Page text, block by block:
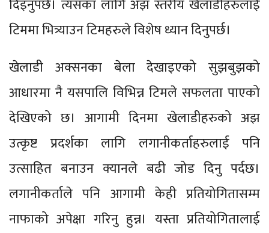
दिइनुपर्छ। त्यसका लागि अझ स्तरीय खेलाडीहरुलाई
टिममा भित्र्याउन टिमहरुले विशेष ध्यान दिनुपर्छ।
खेलाडी अक्सनका बेला देखाइएको सुझबुझको
आधारमा नै यसपालि विभिन्न टिमले सफलता पाएको
देखिएको छ। आगामी दिनमा खेलाडीहरुको अझ
उत्कृष्ट प्रदर्शका लागि लगानीकर्ताहरुलाई पनि
उत्साहित बनाउन क्यानले बढी जोड दिनु पर्दछ।
लगानीकर्ताले पनि आगामी केही प्रतियोगितासम्म
नाफाको अपेक्षा गरिनु हुन्न। यस्ता प्रतियोगितालाई